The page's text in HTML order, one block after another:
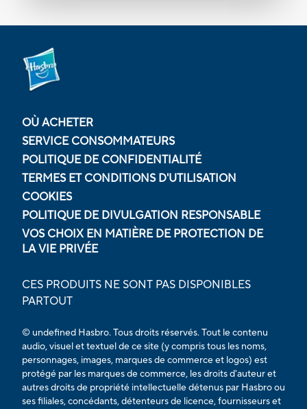
OÙ ACHETER
SERVICE CONSOMMATEURS
POLITIQUE DE CONFIDENTIALITÉ
TERMES ET CONDITIONS D'UTILISATION
COOKIES
POLITIQUE DE DIVULGATION RESPONSABLE
VOS CHOIX EN MATIÈRE DE PROTECTION DE
LA VIE PRIVÉE
CES PRODUITS NE SONT PAS DISPONIBLES
PARTOUT
© undefined Hasbro. Tous droits réservés. Tout le contenu
audio, visuel et textuel de ce site (y compris tous les noms,
personnages, images, marques de commerce et logos) est
protégé par les marques de commerce, les droits d'auteur et
autres droits de propriété intellectuelle détenus par Hasbro ou
ses filiales, concédants, détenteurs de licence, fournisseurs et